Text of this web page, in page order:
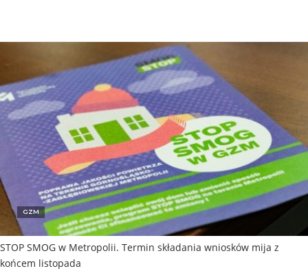
GZM
STOP SMOG w Metropolii. Termin składania wniosków mija z
końcem listopada